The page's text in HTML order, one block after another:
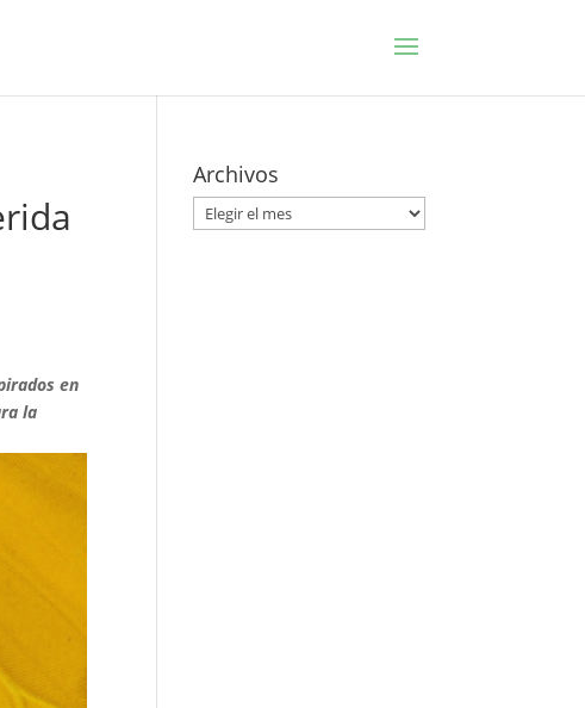
en
la
Archivos
Archivos